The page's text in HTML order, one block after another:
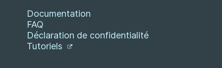
Documentation
FAQ
Déclaration de confidentialité
Tutoriels